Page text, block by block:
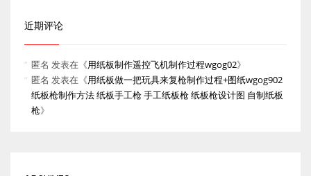
近期评论
匿名 发表在《用纸板制作遥控飞机制作过程wgog02》
匿名 发表在《用纸板做一把玩具来复枪制作过程+图纸wgog902
纸板枪制作方法 纸板手工枪 手工纸板枪 纸板枪设计图 自制纸板
枪》